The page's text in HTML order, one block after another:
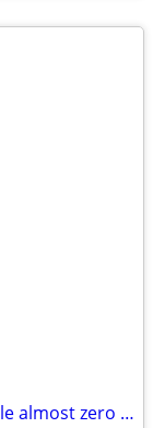
1963 amc american rambler convertable almost zero rust